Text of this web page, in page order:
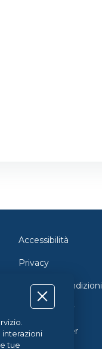
Accessibilità
Privacy
Termini e Condizioni
Cookie Policy
Cookie Center
interazioni
tue